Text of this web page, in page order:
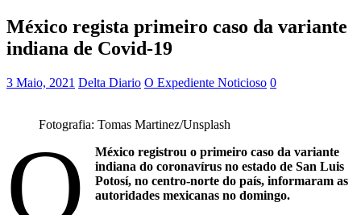
México regista primeiro caso da variante
indiana de Covid-19
3 Maio, 2021 Delta Diario O Expediente Noticioso 0
Fotografia: Tomas Martinez/Unsplash
O
México registrou o primeiro caso da variante
indiana do coronavírus no estado de San Luis
Potosí, no centro-norte do país, informaram as
autoridades mexicanas no domingo.